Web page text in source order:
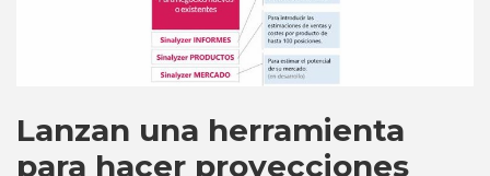
Lanzan una herramienta
para hacer proyecciones